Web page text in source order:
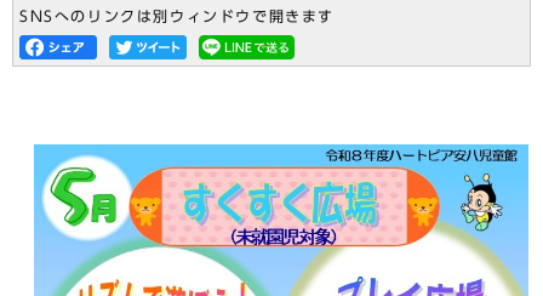
SNSへのリンクは別ウィンドウで開きます